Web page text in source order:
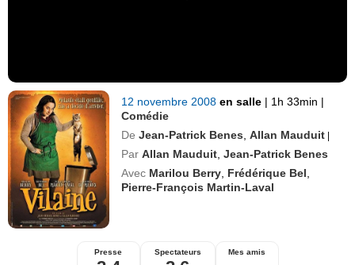
12 novembre 2008en salle | 1h 33min |
Comédie
De Jean-Patrick Benes ,Allan Mauduit |
Par Allan Mauduit ,Jean-Patrick Benes
Avec Marilou Berry Frédérique Bel
Pierre-François Martin-Laval
Presse Spectateurs Mes amis